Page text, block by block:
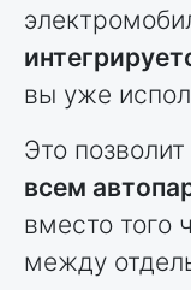
вы уже
Это
всем
вместо того
между